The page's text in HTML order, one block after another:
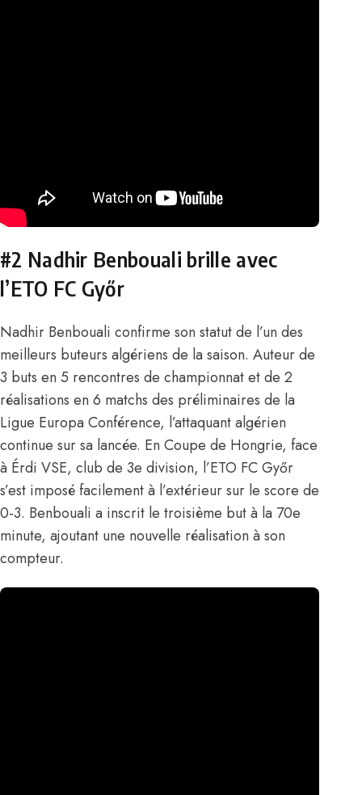
#2 Nadhir Benbouali brille avec
l’ETO FC Győr
Nadhir Benbouali confirme son statut de l’un des
meilleurs buteurs algériens de la saison. Auteur de
3 buts en 5 rencontres de championnat et de 2
réalisations en 6 matchs des préliminaires de la
Ligue Europa Conférence, l’attaquant algérien
continue sur sa lancée. En Coupe de Hongrie, face
à Érdi VSE, club de 3e division, l’ETO FC Győr
s’est imposé facilement à l’extérieur sur le score de
0-3. Benbouali a inscrit le troisième but à la 70e
minute, ajoutant une nouvelle réalisation à son
compteur.